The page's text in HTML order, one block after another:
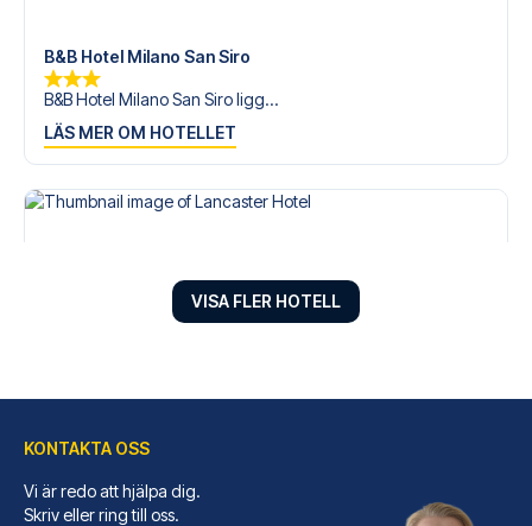
B&B Hotel Milano San Siro
B&B Hotel Milano San Siro ligg...
LÄS MER OM HOTELLET
Lancaster Hotel
VISA FLER HOTELL
KONTAKTA OSS
Vi är redo att hjälpa dig.
Skriv eller ring till oss.